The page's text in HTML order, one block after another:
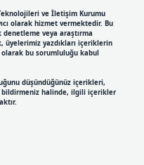
ve İletişim Kurumu
olarak hizmet vermektedir. Bu
veya araştırma
üyelerimiz yazdıkları içeriklerin
bu sorumluluğu kabul
düşündüğünüz içerikleri,
halinde, ilgili içerikler